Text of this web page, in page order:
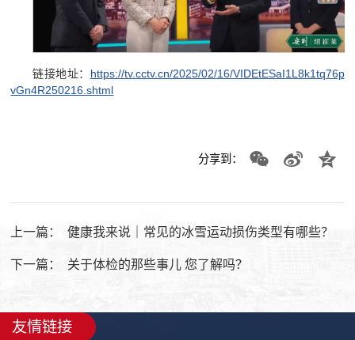
链接地址： https://tv.cctv.cn/2025/02/16/VIDEtESaI1L8k1tq76p
vGn4R250216.shtml
分享到：
上一篇： 健康我来说｜常见的冰雪运动损伤类型有哪些？
下一篇： 关于体检的那些事儿 您了解吗？
友情链接